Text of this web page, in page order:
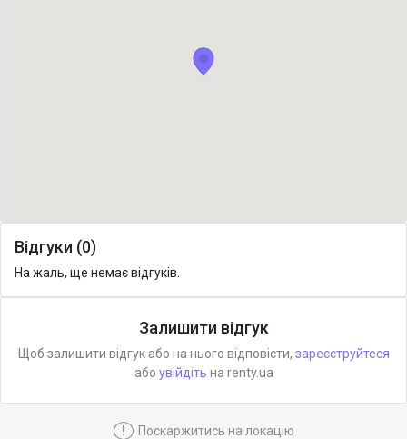
Відгуки (0)
На жаль, ще немає відгуків.
Залишити відгук
Щоб залишити відгук або на нього відповісти, зареєструйтеся
або увійдіть на renty.ua
! Поскаржитись на локацію